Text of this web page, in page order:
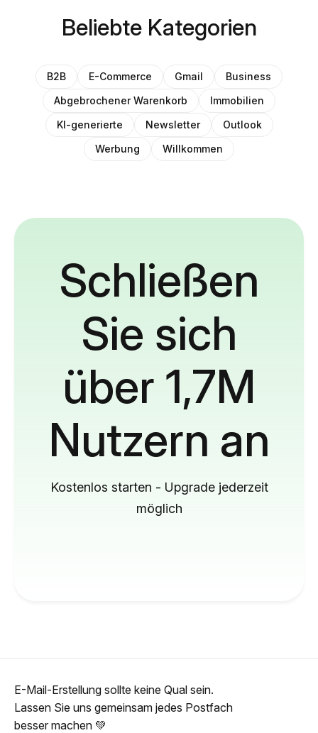
Beliebte Kategorien
B2B E-Commerce Gmail
Business
Abgebrochener Warenkorb
Immobilien
KI-generierte
Newsletter
Outlook
Werbung
Willkommen
Schließen
Sie sich
über 1,7M
Nutzern an
Kostenlos starten - Upgrade jederzeit
möglich
E-Mail-Erstellung sollte keine Qual sein.
Lassen Sie uns gemeinsam jedes Postfach
besser machen 💚